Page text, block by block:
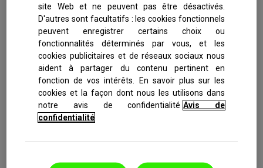
lui permet de se répandre, comme beaucoup le
pensent, mais le fait que des groupes de
personnes se mettent ensemble dans des
chambres réchauffées. Les toux et les
éternuements traversent l’air sec dans ces
espaces renfermés et répandent le virus.
Les premiers symptômes sont le mal de gorge,
dernier peut être un symtôme des plus
site Web et ne peuvent pas être désactivés.
D'autres sont facultatifs : les cookies fonctionnels
peuvent enregistrer certains choix ou
fonctionnalités déterminés par vous, et les
cookies publicitaires et de réseaux sociaux nous
aident à partager du contenu pertinent en
fonction de vos intérêts. En savoir plus sur les
cookies et la façon dont nous les utilisons dans
notre avis de confidentialité Avis de
confidentialité